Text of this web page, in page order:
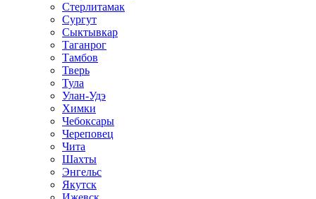
Стерлитамак
Сургут
Сыктывкар
Таганрог
Тамбов
Тверь
Тула
Улан-Удэ
Химки
Чебоксары
Череповец
Чита
Шахты
Энгельс
Якутск